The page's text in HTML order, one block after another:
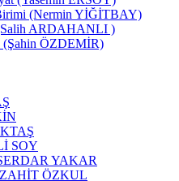
(Nermin YİĞİTBAY)
ARDAHANLI )
(Şahin ÖZDEMİR)
SOY
YAKAR
ÖZKUL